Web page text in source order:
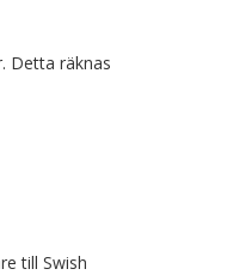
Detta räknas
till Swish